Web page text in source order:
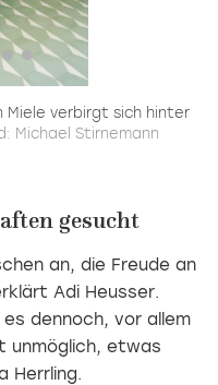
Miele verbirgt sich hinter
Michael Stirnemann
gesucht
an, die Freude an
Adi Heusser.
dennoch, vor allem
unmöglich, etwas
Herrling.